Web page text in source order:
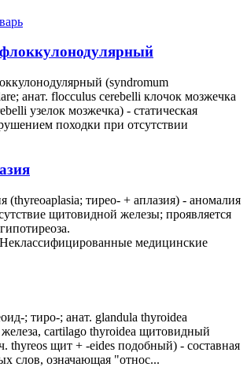
(syndromum
анат. flocculus cerebelli клочок мозжечка
узелок мозжечка) - статическая
походки при отсутствии
(thyreoaplasia; тирео- + аплазия) - аномалия
щитовидной железы; проявляется
медицинские
; тиро-; анат. glandula thyroidea
cartilago thyroidea щитовидный
thyreos щит + -eides подобный) - составная
слов, означающая "относ...